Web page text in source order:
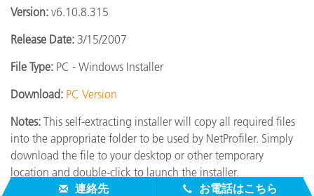
Version: v6.10.8.315
Release Date: 3/15/2007
File Type: PC - Windows Installer
Download: PC Version
Notes: This self-extracting installer will copy all required files
into the appropriate folder to be used by NetProfiler. Simply
download the file to your desktop or other temporary
location and double-click to launch the installer.
連絡先
お電話はこちら